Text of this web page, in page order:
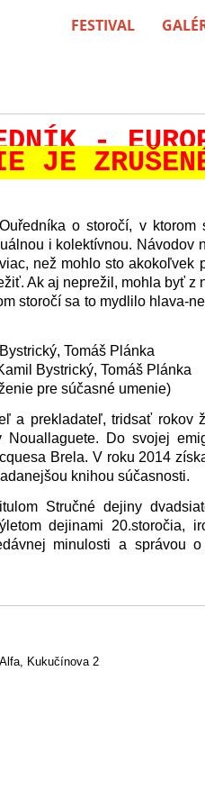
FESTIVAL
-
JE
o storočí, v
i kolektívnou. Návodov
než mohlo sto akokoľvek
Ak aj neprežil, mohla byť z
storočí sa to mydlilo hlava-
Tomáš Plánka
Bystrický, Tomáš Plánka
pre súčasné umenie)
a prekladateľ, tridsať rokov
Nouallaguete. Do svojej
Brela. V roku 2014
knihou súčasnosti.
Stručné dejiny
dejinami 20.storočia,
minulosti a správou
Kukučínova 2